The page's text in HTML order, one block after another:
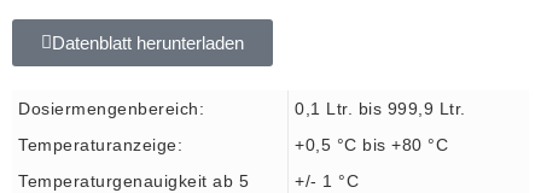
Datenblatt herunterladen
Dosiermengenbereich:
0,1 Ltr. bis 999,9 Ltr.
Temperaturanzeige:
+0,5 °C bis +80 °C
Temperaturgenauigkeit ab 5
+/- 1 °C